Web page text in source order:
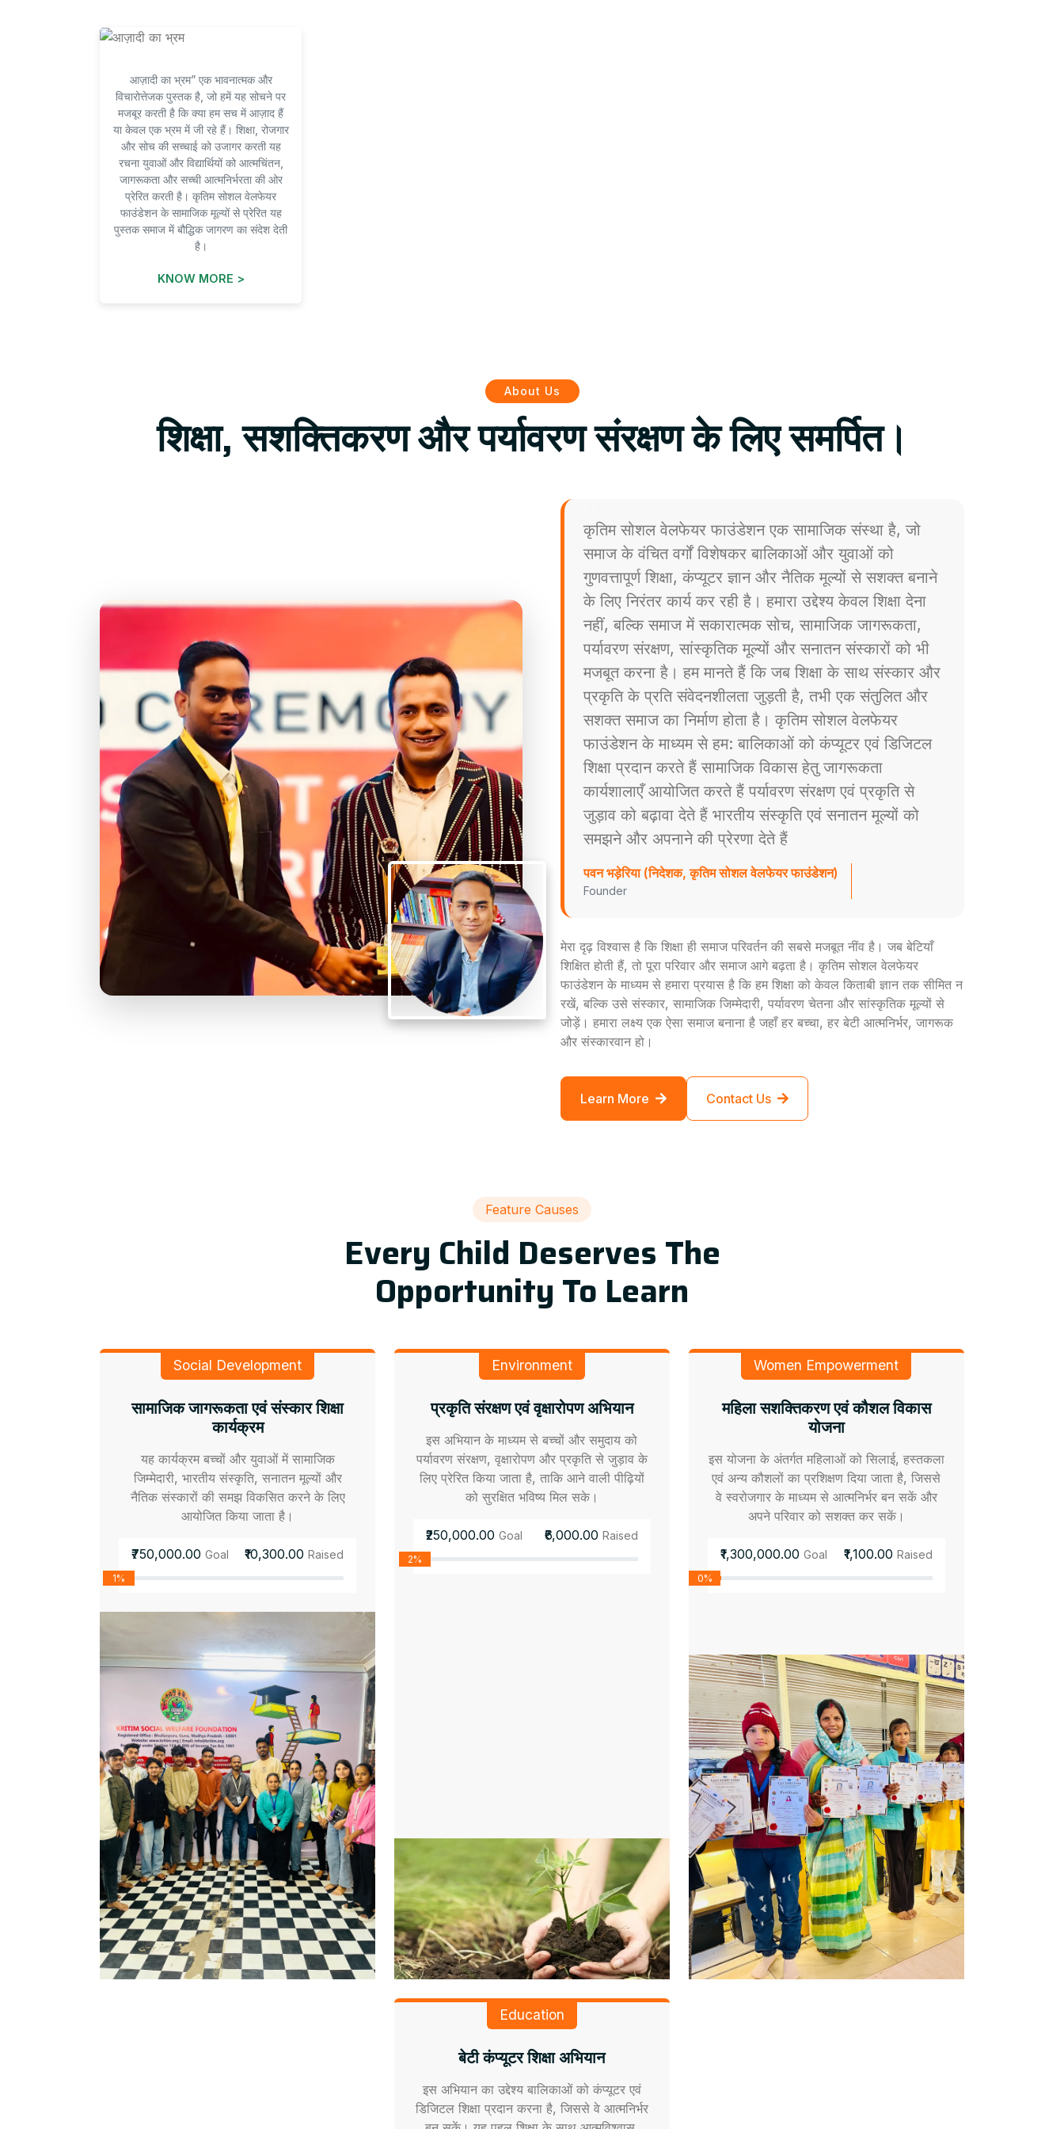
आज़ादी का भ्रम” एक भावनात्मक और
विचारोत्तेजक पुस्तक है, जो हमें यह सोचने पर
मजबूर करती है कि क्या हम सच में आज़ाद हैं
या केवल एक भ्रम में जी रहे हैं। शिक्षा, रोजगार
और सोच की सच्चाई को उजागर करती यह
रचना युवाओं और विद्यार्थियों को आत्मचिंतन,
जागरूकता और सच्ची आत्मनिर्भरता की ओर
प्रेरित करती है। कृतिम सोशल वेलफेयर
फाउंडेशन के सामाजिक मूल्यों से प्रेरित यह
पुस्तक समाज में बौद्धिक जागरण का संदेश देती
है।
KNOW MORE >
About Us
शिक्षा, सशक्तिकरण और पर्यावरण संरक्षण के लिए समर्पित।
कृतिम सोशल वेलफेयर फाउंडेशन एक सामाजिक संस्था है, जो
समाज के वंचित वर्गों विशेषकर बालिकाओं और युवाओं को
गुणवत्तापूर्ण शिक्षा, कंप्यूटर ज्ञान और नैतिक मूल्यों से सशक्त बनाने
के लिए निरंतर कार्य कर रही है। हमारा उद्देश्य केवल शिक्षा देना
नहीं, बल्कि समाज में सकारात्मक सोच, सामाजिक जागरूकता,
पर्यावरण संरक्षण, सांस्कृतिक मूल्यों और सनातन संस्कारों को भी
मजबूत करना है। हम मानते हैं कि जब शिक्षा के साथ संस्कार और
प्रकृति के प्रति संवेदनशीलता जुड़ती है, तभी एक संतुलित और
सशक्त समाज का निर्माण होता है। कृतिम सोशल वेलफेयर
फाउंडेशन के माध्यम से हम: बालिकाओं को कंप्यूटर एवं डिजिटल
शिक्षा प्रदान करते हैं सामाजिक विकास हेतु जागरूकता
कार्यशालाएँ आयोजित करते हैं पर्यावरण संरक्षण एवं प्रकृति से
जुड़ाव को बढ़ावा देते हैं भारतीय संस्कृति एवं सनातन मूल्यों को
समझने और अपनाने की प्रेरणा देते हैं
पवन भड़ेरिया (निदेशक, कृतिम सोशल वेलफेयर फाउंडेशन)
Founder
मेरा दृढ़ विश्वास है कि शिक्षा ही समाज परिवर्तन की सबसे मजबूत नींव है। जब बेटियाँ
शिक्षित होती हैं, तो पूरा परिवार और समाज आगे बढ़ता है। कृतिम सोशल वेलफेयर
फाउंडेशन के माध्यम से हमारा प्रयास है कि हम शिक्षा को केवल किताबी ज्ञान तक सीमित न
रखें, बल्कि उसे संस्कार, सामाजिक जिम्मेदारी, पर्यावरण चेतना और सांस्कृतिक मूल्यों से
जोड़ें। हमारा लक्ष्य एक ऐसा समाज बनाना है जहाँ हर बच्चा, हर बेटी आत्मनिर्भर, जागरूक
और संस्कारवान हो।
Learn More Contact Us
Feature Causes
Every Child Deserves The
Opportunity To Learn
Social Development
सामाजिक जागरूकता एवं संस्कार शिक्षा
कार्यक्रम
यह कार्यक्रम बच्चों और युवाओं में सामाजिक
जिम्मेदारी, भारतीय संस्कृति, सनातन मूल्यों और
नैतिक संस्कारों की समझ विकसित करने के लिए
आयोजित किया जाता है।
₹750,000.00Goal ₹10,300.00 Raised
1%
Environment
प्रकृति संरक्षण एवं वृक्षारोपण अभियान
इस अभियान के माध्यम से बच्चों और समुदाय को
पर्यावरण संरक्षण, वृक्षारोपण और प्रकृति से जुड़ाव के
लिए प्रेरित किया जाता है, ताकि आने वाली पीढ़ियों
को सुरक्षित भविष्य मिल सके।
₹250,000.00 Goal ₹6,000.00 Raised
2%
Women Empowerment
महिला सशक्तिकरण एवं कौशल विकास
योजना
इस योजना के अंतर्गत महिलाओं को सिलाई, हस्तकला
एवं अन्य कौशलों का प्रशिक्षण दिया जाता है, जिससे
वे स्वरोजगार के माध्यम से आत्मनिर्भर बन सकें और
अपने परिवार को सशक्त कर सकें।
₹1,300,000.00 Goal ₹1,100.00 Raised
0%
Education
बेटी कंप्यूटर शिक्षा अभियान
इस अभियान का उद्देश्य बालिकाओं को कंप्यूटर एवं
डिजिटल शिक्षा प्रदान करना है, जिससे वे आत्मनिर्भर